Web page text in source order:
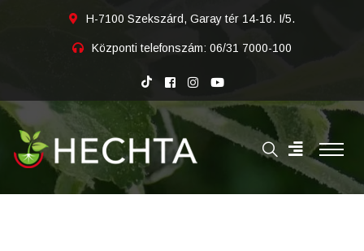
H-7100 Szekszárd, Garay tér 14-16. I/5.
Központi telefonszám: 06/31 7000-100